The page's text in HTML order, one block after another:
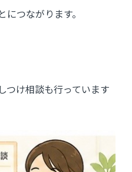
つながります。
つけ相談も行っています